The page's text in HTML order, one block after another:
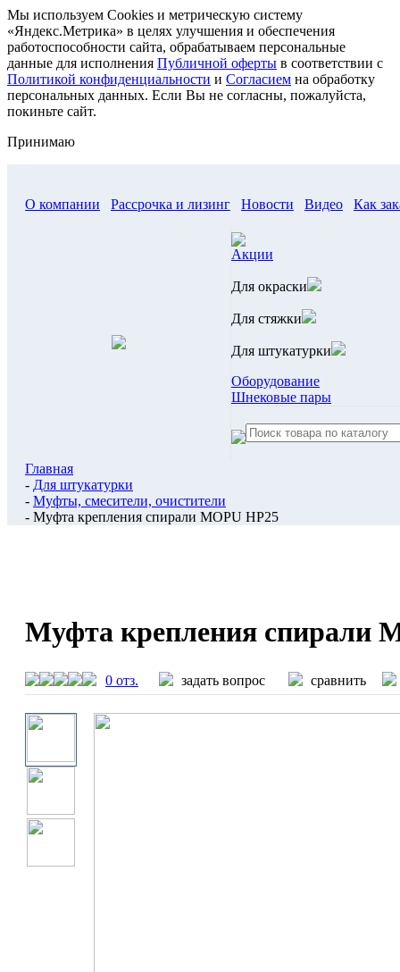
Мы используем Cookies и метрическую систему
«Яндекс.Метрика» в целях улучшения и обеспечения
работоспособности сайта, обрабатываем персональные
данные для исполнения Публичной оферты в соответствии с
Политикой конфиденциальности и Согласием на обработку
персональных данных. Если Вы не согласны, пожалуйста,
покиньте сайт.
Принимаю
О компании Рассрочка и лизинг Новости Видео Как
Акции
Для окраски
Для стяжки
Для штукатурки
Оборудование
Шнековые пары
Главная
- Для штукатурки
- Муфты, смесители, очистители
- Муфта крепления спирали MOPU HP25
Муфта крепления спирали
0 отз. задать вопрос сравнить